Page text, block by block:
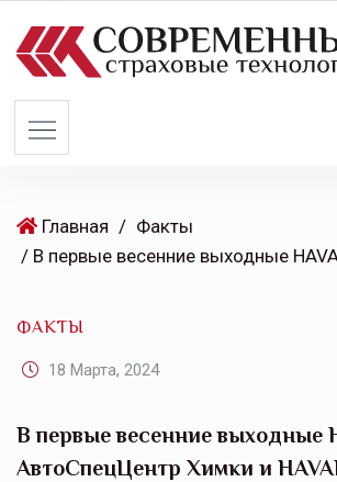
Главная / Факты
ФАКТЫ
18 Марта, 2024
В первые весенние выходные
АвтоСпецЦентр Химки и